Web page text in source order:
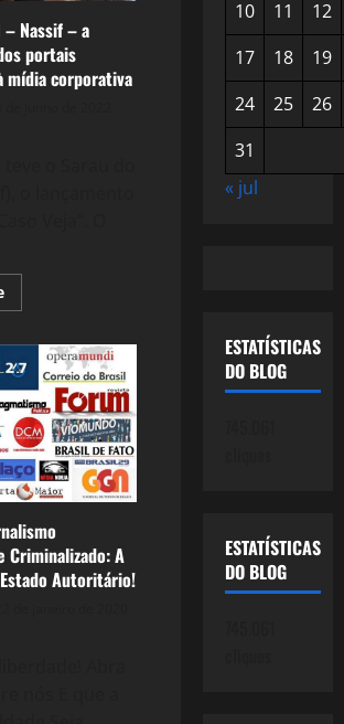
– Nassif – a
portais
mídia corporativa
Read
more
GGN
Nassif
–
a
Importância
dos
portais
alternativos
à
mídia
corporativa
Criminalizado: A
Autoritário!
10
11
12
17
18
19
24
25
26
31
« jul
ESTATÍSTICAS
DO BLOG
ESTATÍSTICAS
DO BLOG